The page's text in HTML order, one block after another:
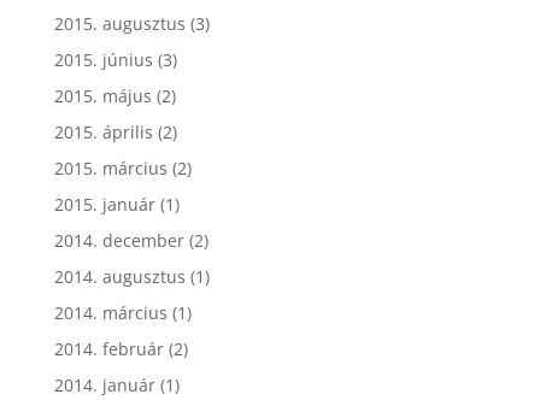
2015. augusztus (3)
2015. június (3)
2015. május (2)
2015. április (2)
2015. március (2)
2015. január(1)
2014. december(2)
2014. augusztus (1)
2014. március (1)
2014. február(2)
2014. január(1)